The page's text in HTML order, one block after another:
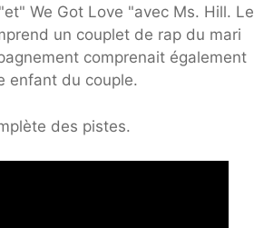
We Got Love "avec Ms. Hill. Le
un couplet de rap du mari
comprenait également
enfant du couple.
des pistes.